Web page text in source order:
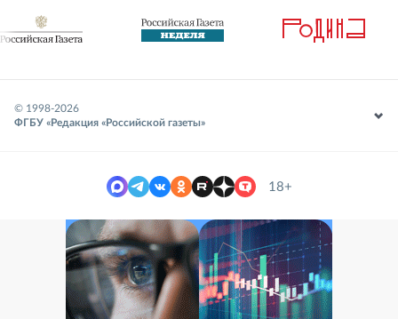
© 1998-2026
ФГБУ «Редакция «Российской газеты»
18+